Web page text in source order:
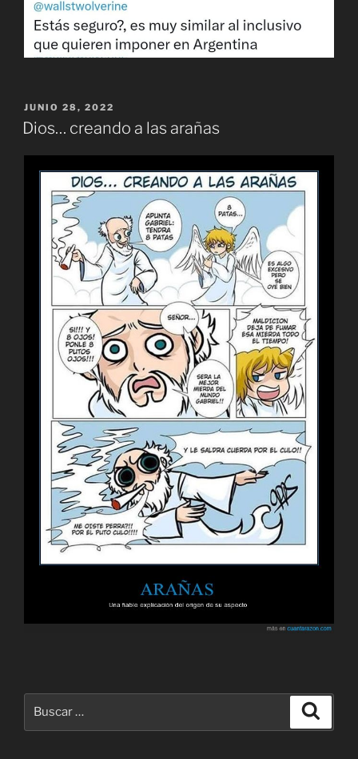
PUBLICADO
EL
JUNIO 28, 2022
Dios… creando a las arañas